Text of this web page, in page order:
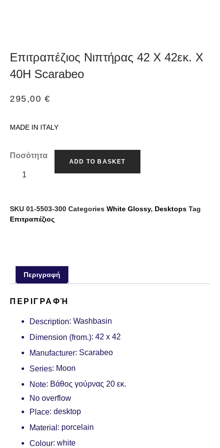
Επιτραπέζιος Νιπτήρας 42 X 42εκ. X
40H Scarabeo
295,00€
MADE IN ITALY
Ποσότητα
ADD TO BASKET
SKU 01-5503-300 Categories White Glossy, Desktops Tag
Επιτραπέζιος
Περιγραφή
ΠΕΡΙΓΡΑΦΉ
Description: Washbasin
Dimension (from.): 42 x 42
Manufacturer: Scarabeo
Series: Moon
Note: Βάθος γούρνας 20 εκ.
No overflow
Place: desktop
Material : porcelain
Colour: white